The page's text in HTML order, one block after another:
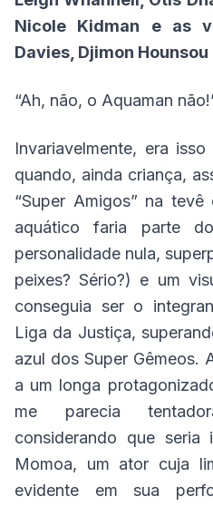
Nicole Kidman e as
Davies, Djimon
“Ah, não, o Aquaman
Invariavelmente, era
quando, ainda criança,
“Super Amigos” na
aquático faria parte
personalidade nula,
peixes? Sério?) e um
conseguia ser o
Liga da Justiça,
azul dos Super Gêmeos.
a um longa
me parecia
considerando que seria
Momoa, um ator cuja
evidente em sua